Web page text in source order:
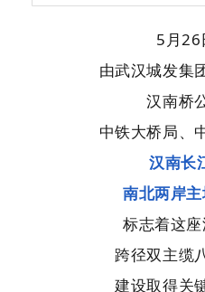
5月26
由武汉城发集
汉南桥
中铁大桥局、
汉南长
南北两岸
标志着这
跨径双主缆
建设取得关